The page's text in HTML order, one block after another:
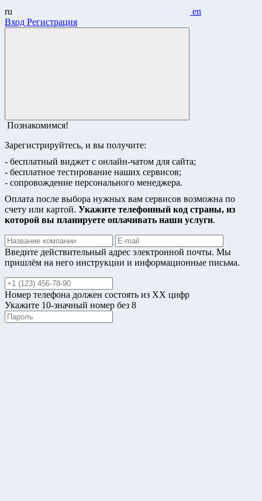
ru
en
Вход Регистрация
Познакомимся!
Зарегистрируйтесь, и вы получите:
- бесплатный виджет с онлайн-чатом для сайта;
- бесплатное тестирование наших сервисов;
- сопровождение персонального менеджера.
Оплата после выбора нужных вам сервисов возможна по
счету или картой. Укажите телефонный код страны, из
которой вы планируете оплачивать наши услуги.
Введите действительный адрес электронной почты. Мы
пришлём на него инструкции и информационные письма.
Номер телефона должен состоять из XX цифр
Укажите 10-значный номер без 8